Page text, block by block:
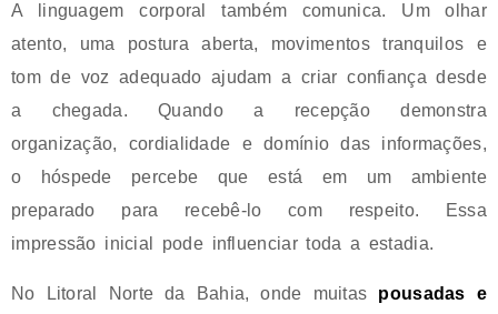
A linguagem corporal também comunica. Um olhar
atento, uma postura aberta, movimentos tranquilos e
tom de voz adequado ajudam a criar confiança desde
a chegada. Quando a recepção demonstra
organização, cordialidade e domínio das informações,
o hóspede percebe que está em um ambiente
preparado para recebê-lo com respeito. Essa
impressão inicial pode influenciar toda a estadia.
No Litoral Norte da Bahia, onde muitas pousadas e